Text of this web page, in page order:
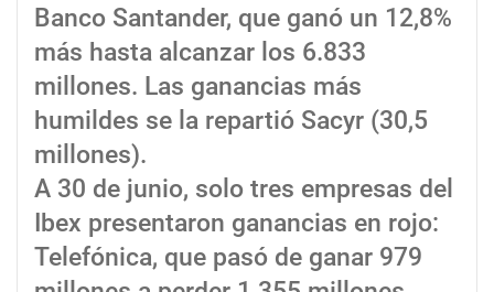
Banco Santander, que ganó un 12,8%
más hasta alcanzar los 6.833
millones. Las ganancias más
humildes se la repartió Sacyr (30,5
millones).
A 30 de junio, solo tres empresas del
Ibex presentaron ganancias en rojo:
Telefónica, que pasó de ganar 979